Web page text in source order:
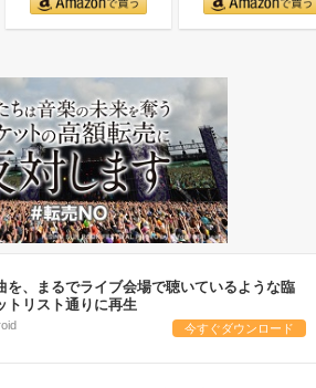
を、まるでライブ会場で聴いているような臨
トリスト通りに再生
今すぐダウンロード